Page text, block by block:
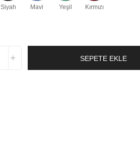
Siyah Mavi Yeşil Kırmızı
SEPETE EKLE